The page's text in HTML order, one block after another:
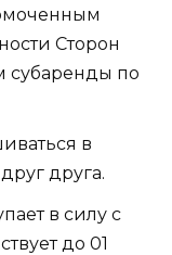
Сторон
субаренды по
в
друга.
в силу с
до 01